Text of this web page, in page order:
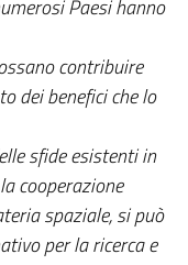
Paesi hanno
contribuire
dei benefici che lo
sfide esistenti in
cooperazione
spaziale, si può
per la ricerca e